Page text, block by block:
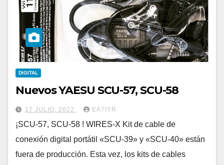
DIGITAL
Nuevos YAESU SCU-57, SCU-58
17 JULIO, 2022 EA7IYR
¡SCU-57, SCU-58 ! WIRES-X Kit de cable de
conexión digital portátil «SCU-39» y «SCU-40» están
fuera de producción. Esta vez, los kits de cables